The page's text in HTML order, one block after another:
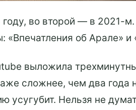
во второй — в 2021-м.
об Арале»
выложила
сложнее, чем два года
усугубит. Нельзя не